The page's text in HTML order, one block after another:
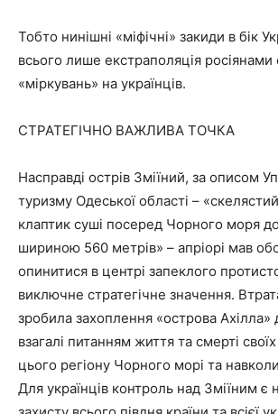
Тобто нинішні «міфічні» закиди в бік
всього лише екстраполяція росіянами
«міркувань» на українців.
СТРАТЕГІЧНО ВАЖЛИВА ТОЧКА
Насправді острів Зміїний, за описом
туризму Одеської області –
клаптик суші посеред Чорного моря
шириною 560 метрів» – апріорі мав
опинитися в центрі запеклого
виключне стратегічне значення.
зробила захоплення «острова Ахілла»
взагалі питанням життя та смерті
цього регіону Чорного морі та
Для українців контроль над Зміїним є